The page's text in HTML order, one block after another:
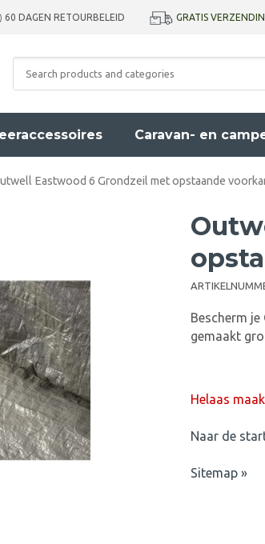
60 DAGEN RETOURBELEID GRATIS
Caravan- en
Eastwood 6 Grondzeil met opstaande
Bescherm
gemaakt
Helaas
Naar de
Sitemap »